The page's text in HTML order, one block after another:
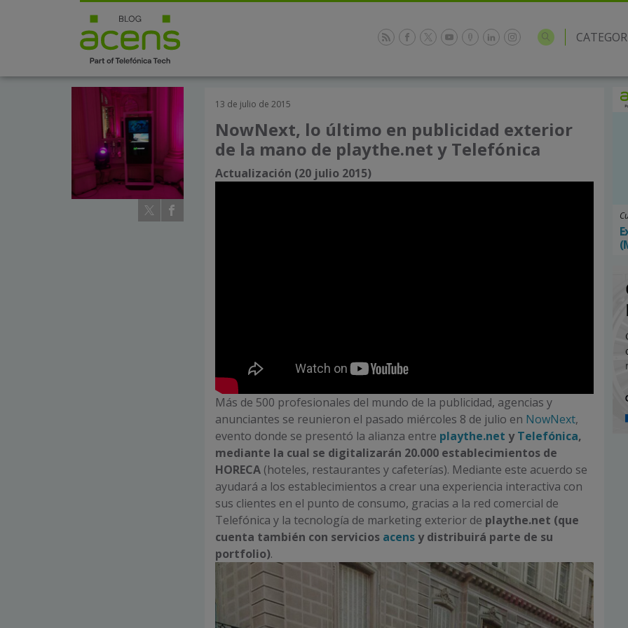
13 de julio de 2015
NowNext, lo último en publicidad exterior
de la mano de playthe.net y Telefónica
Actualización (20 julio 2015)
Más de 500 profesionales del mundo de la publicidad, agencias y
anunciantes se reunieron el pasado miércoles 8 de julio en NowNext,
evento donde se presentó la alianza entre playthe.net yTelefónica,
mediante la cual se digitalizarán 20.000 establecimientos de
HORECA (hoteles, restaurantes y cafeterías). Mediante este acuerdo se
ayudará a los establecimientos a crear una experiencia interactiva con
sus clientes en el punto de consumo, gracias a la red comercial de
Telefónica y la tecnología de marketing exterior de playthe.net (que
cuenta también con servicios acensy distribuirá parte de su
portfolio).